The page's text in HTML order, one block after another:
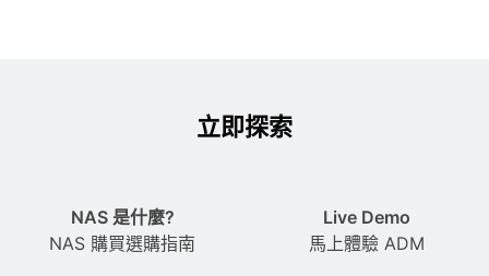
立即探索
NAS 是什麼?
NAS 購買選購指南
Live Demo
馬上體驗 ADM